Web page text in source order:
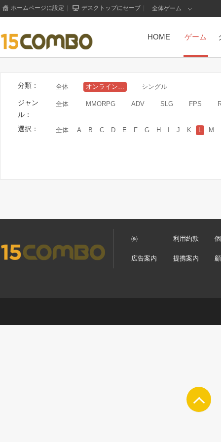
ホームページに設定 デスクトップにセーブ 全体ゲーム
HOME ゲーム
分類： 全体 シングル
ジャン
ル：
全体 MMORPG ADV SLG FPS
選択： 全体 A B C D E F G H I J K L M
㈱ 利用約款
広告案内 提携案内